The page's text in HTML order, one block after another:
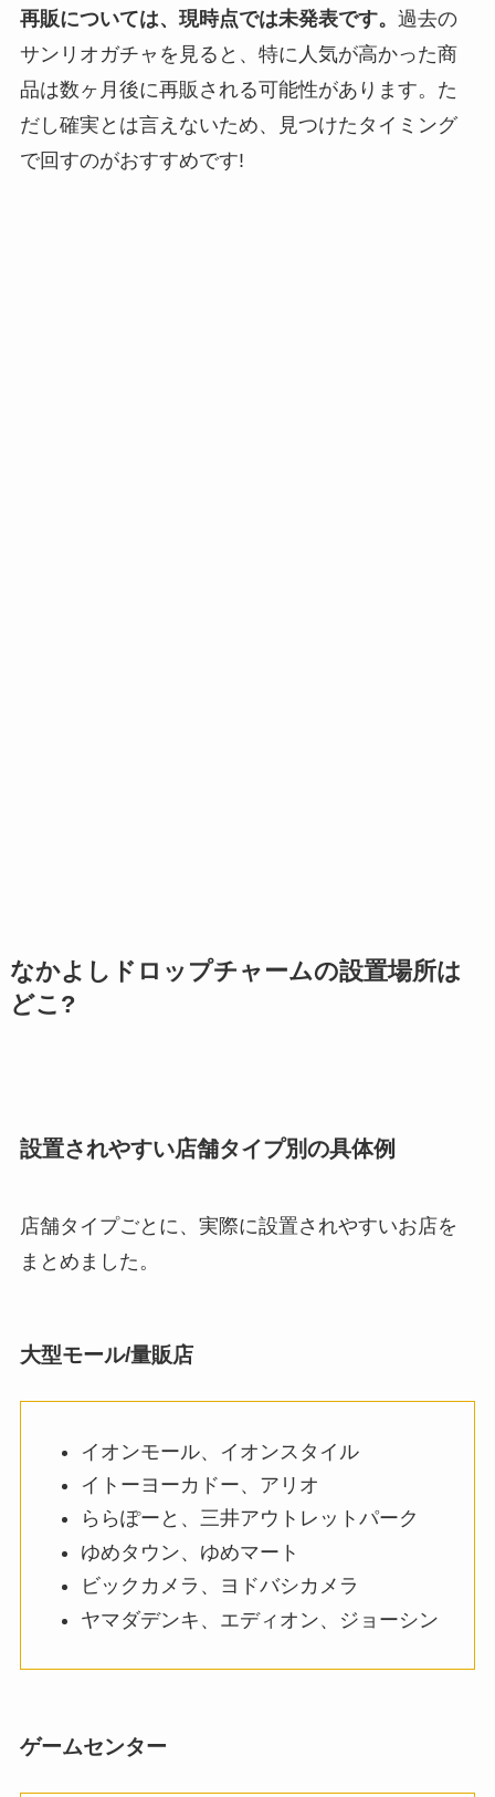
再販については、現時点では未発表です。 過去の
サンリオガチャを見ると、特に人気が高かった商
品は数ヶ月後に再販される可能性があります。た
だし確実とは言えないため、見つけたタイミング
で回すのがおすすめです!
なかよしドロップチャームの設置場所は
どこ?
設置されやすい店舗タイプ別の具体例
店舗タイプごとに、実際に設置されやすいお店を
まとめました。
大型モール/量販店
イオンモール、イオンスタイル
イトーヨーカドー、アリオ
ららぽーと、三井アウトレットパーク
ゆめタウン、ゆめマート
ビックカメラ、ヨドバシカメラ
ヤマダデンキ、エディオン、ジョーシン
ゲームセンター